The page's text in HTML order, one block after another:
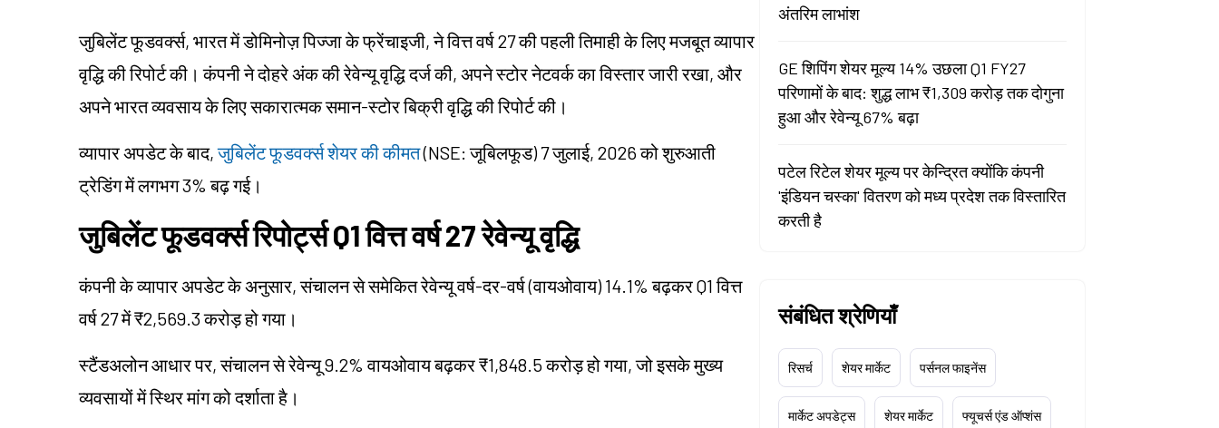
जुबिलेंट फूडवर्क्स, भारत में डोमिनोज़ पिज्जा के फ्रेंचाइजी, ने वित्त वर्ष 27 की पहली तिमाही के लिए मजबूत व्यापार
वृद्धि की रिपोर्ट की। कंपनी ने दोहरे अंक की रेवेन्यू वृद्धि दर्ज की, अपने स्टोर नेटवर्क का विस्तार जारी रखा, और
अपने भारत व्यवसाय के लिए सकारात्मक समान-स्टोर बिक्री वृद्धि की रिपोर्ट की।
व्यापार अपडेट के बाद,जुबिलेंट फूडवर्क्स शेयर की कीमत(NSE: जूबिलफूड) 7 जुलाई, 2026 को शुरुआती
ट्रेडिंग में लगभग 3% बढ़ गई।
जुबिलेंट फूडवर्क्स रिपोर्ट्स Q1 वित्त वर्ष 27 रेवेन्यू वृद्धि
कंपनी के व्यापार अपडेट के अनुसार, संचालन से समेकित रेवेन्यू वर्ष-दर-वर्ष (वायओवाय) 14.1% बढ़कर Q1 वित्त
वर्ष 27 में ₹2,569.3 करोड़ हो गया।
स्टैंडअलोन आधार पर, संचालन से रेवेन्यू 9.2% वायओवाय बढ़कर ₹1,848.5 करोड़ हो गया, जो इसके मुख्य
व्यवसायों में स्थिर मांग को दर्शाता है।
अंतरिम लाभांश
GE शिपिंग शेयर मूल्य 14% उछला Q1 FY27
परिणामों के बाद: शुद्ध लाभ ₹1,309 करोड़ तक दोगुना
हुआ और रेवेन्यू 67% बढ़ा
पटेल रिटेल शेयर मूल्य पर केन्द्रित क्योंकि कंपनी
'इंडियन चस्का' वितरण को मध्य प्रदेश तक विस्तारित
करती है
संबंधित श्रेणियाँ
रिसर्च शेयर मार्केट पर्सनल फाइनेंस
मार्केट अपडेट्स शेयर मार्केट फ्यूचर्स एंड ऑप्शंस